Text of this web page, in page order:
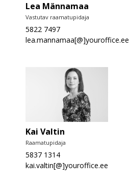
Lea Männamaa
Vastutav raamatupidaja
5822 7497
lea.mannamaa[@]youroffice.ee
Kai Valtin
Raamatupidaja
5837 1314
kai.valtin[@]youroffice.ee